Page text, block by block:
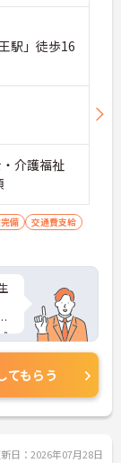
駅」徒歩16
介護福祉
備
交通費支給
てもらう
日：2026年07月28日